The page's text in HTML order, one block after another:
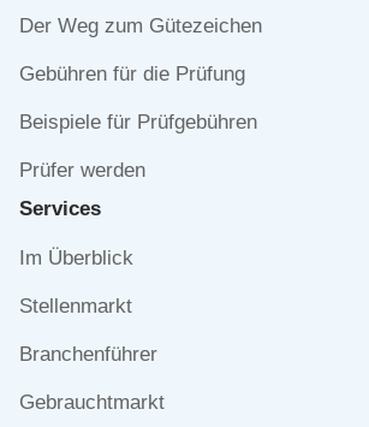
Der Weg zum Gütezeichen
Gebühren für die Prüfung
Beispiele für Prüfgebühren
Prüfer werden
Services
Navigation
Im Überblick
Stellenmarkt
Branchenführer
Gebrauchtmarkt